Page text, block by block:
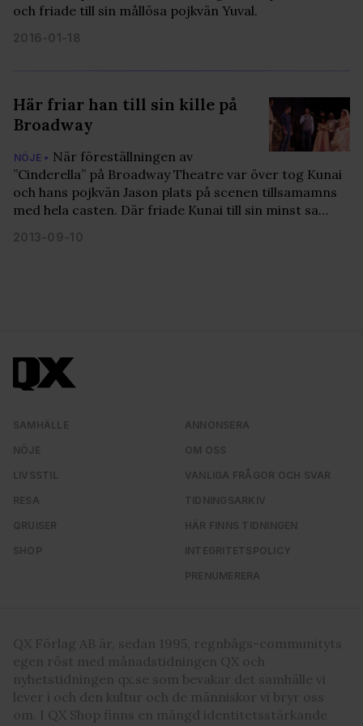
information som du har tillhandahållit eller som de har
samlat in när du har använt deras tjänster. Du godkänner
och friade till sin mållösa pojkvän Yuval.
2016-01-18
Här friar han till sin kille på
Broadway
NÖJE • När föreställningen av
”Cinderella” på Broadway Theatre var över tog Kunai
och hans pojkvän Jason plats på scenen tillsamamns
med hela casten. Där friade Kunai till sin minst sa…
2013-09-10
SAMHÄLLE
NÖJE
LIVSSTIL
RESA
QRUISER
SHOP
ANNONSERA
OM OSS
VANLIGA FRÅGOR OCH SVAR
TIDNINGSARKIV
HÄR FINNS TIDNINGEN
INTEGRITETSPOLICY
PRENUMERERA
QX Förlag AB är, sedan 1995, regnbågs-communityts
egen röst med månadstidningen QX och
nyhetstidningen qx.se som bevakar det samhälle vi
lever i och den kultur och de människor vi bryr oss
om. I QX Shop finns en mängd identitetsstärkande